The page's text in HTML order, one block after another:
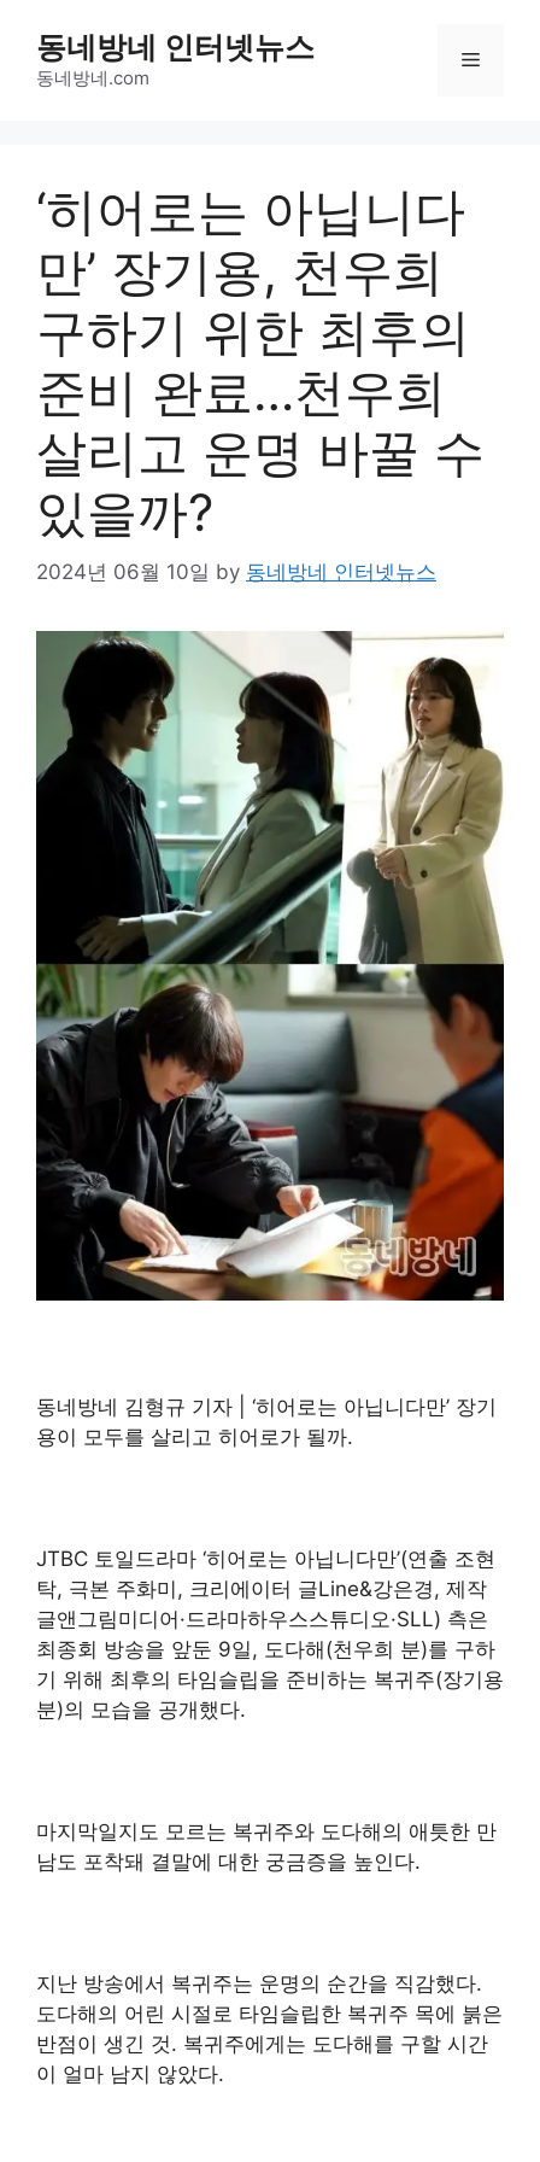
content
동네방네 인터넷뉴스
동네방네.com
Menu
‘히어로는 아닙니다
만’ 장기용, 천우희
구하기 위한 최후의
준비 완료…천우희
살리고 운명 바꿀 수
있을까?
2024년 06월 10일 by 동네방네 인터넷뉴스
동네방네 김형규 기자 | ‘히어로는 아닙니다만’ 장기
용이 모두를 살리고 히어로가 될까.
JTBC 토일드라마 ‘히어로는 아닙니다만’(연출 조현
탁, 극본 주화미, 크리에이터 글Line&강은경, 제작
글앤그림미디어·드라마하우스스튜디오·SLL) 측은
최종회 방송을 앞둔 9일, 도다해(천우희 분)를 구하
기 위해 최후의 타임슬립을 준비하는 복귀주(장기용
분)의 모습을 공개했다.
마지막일지도 모르는 복귀주와 도다해의 애틋한 만
남도 포착돼 결말에 대한 궁금증을 높인다.
지난 방송에서 복귀주는 운명의 순간을 직감했다.
도다해의 어린 시절로 타임슬립한 복귀주 목에 붉은
반점이 생긴 것. 복귀주에게는 도다해를 구할 시간
이 얼마 남지 않았다.